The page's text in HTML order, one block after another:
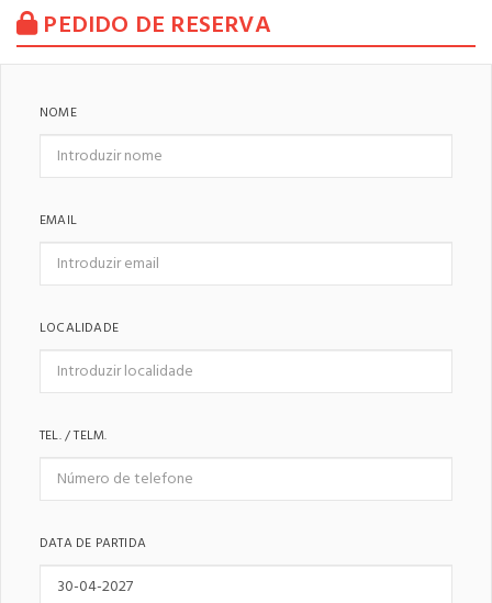
PEDIDO DE RESERVA
NOME
EMAIL
LOCALIDADE
TEL. / TELM.
DATA DE PARTIDA